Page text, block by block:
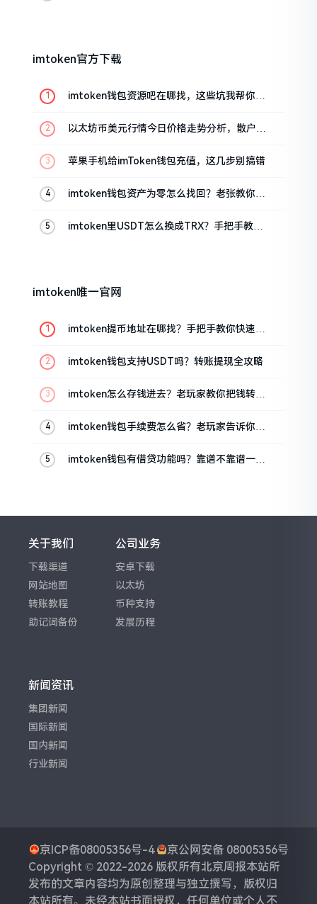
imtoken官方下载
imtoken钱包资源吧在哪找，这些坑我帮你趟
以太坊币美元行情今日价格走势分析，散户如
苹果手机给imToken钱包充值，这几步别搞错
imtoken钱包资产为零怎么找回？老张教你几
imtoken里USDT怎么换成TRX？手把手教你
imtoken唯一官网
imtoken提币地址在哪找？手把手教你快速查
imtoken钱包支持USDT吗？转账提现全攻略
imtoken怎么存钱进去？老玩家教你把钱转进
imtoken钱包手续费怎么省？老玩家告诉你几
imtoken钱包有借贷功能吗？靠谱不靠谱一文
关于我们
下载渠道
网站地图
转账教程
助记词备份
公司业务
安卓下载
以太坊
币种支持
发展历程
新闻资讯
集团新闻
国际新闻
国内新闻
行业新闻
京ICP备08005356号-4
京公网安备 08005356号
Copyright © 2022-2026 版权所有北京周报本站所
发布的文章内容均为原创整理与独立撰写，版权归
本站所有。未经本站书面授权，任何单位或个人不